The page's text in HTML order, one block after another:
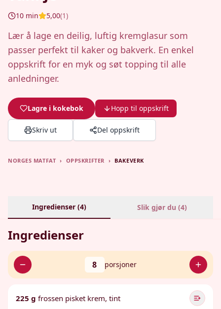
10 min 5,00(1)
Lær å lage en deilig, luftig kremglasur som
passer perfekt til kaker og bakverk. En enkel
oppskrift for en myk og søt topping til alle
anledninger.
Lagre i kokebok Hopp til oppskrift
Skriv ut Del oppskrift
NORGES MATFAT › OPPSKRIFTER › BAKEVERK
Ingredienser (4) Slik gjør du (4)
Ingredienser
8 porsjoner
225 g frossen pisket krem, tint